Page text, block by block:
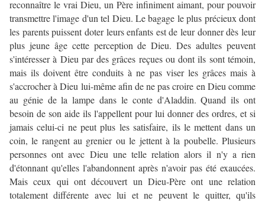
reconnaître le vrai Dieu, un Père infiniment aimant, pour pouvoir
transmettre l'image d'un tel Dieu. Le bagage le plus précieux dont
les parents puissent doter leurs enfants est de leur donner dès leur
plus jeune âge cette perception de Dieu. Des adultes peuvent
s'intéresser à Dieu par des grâces reçues ou dont ils sont témoin,
mais ils doivent être conduits à ne pas viser les grâces mais à
s'accrocher à Dieu lui-même afin de ne pas croire en Dieu comme
au génie de la lampe dans le conte d'Aladdin. Quand ils ont
besoin de son aide ils l'appellent pour lui donner des ordres, et si
jamais celui-ci ne peut plus les satisfaire, ils le mettent dans un
coin, le rangent au grenier ou le jettent à la poubelle. Plusieurs
personnes ont avec Dieu une telle relation alors il n'y a rien
d'étonnant qu'elles l'abandonnent après n'avoir pas été exaucées.
Mais ceux qui ont découvert un Dieu-Père ont une relation
totalement différente avec lui et ne peuvent le quitter, qu'ils